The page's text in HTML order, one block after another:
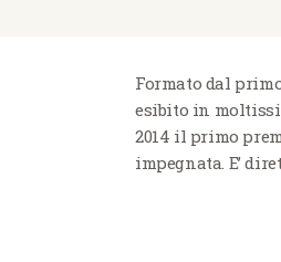
Formato dal
esibito in
2014 il primo
impegnata. E’